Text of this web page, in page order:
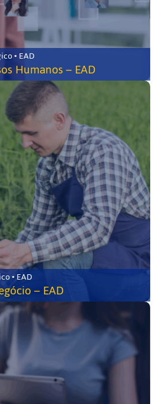
• EAD
Humanos – EAD
Bambuí-MG • Tecnológico • EAD
– EAD